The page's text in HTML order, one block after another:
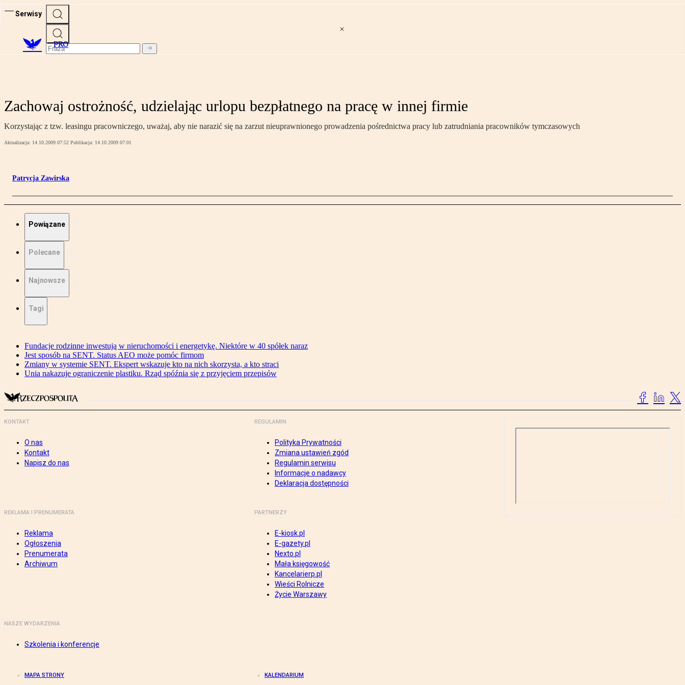
Serwisy
PRO
Zachowaj ostrożność, udzielając urlopu bezpłatnego na pracę w innej firmie
Korzystając z tzw. leasingu pracowniczego, uważaj, aby nie narazić się na zarzut nieuprawnionego prowadzenia pośrednictwa pracy lub zatrudniania pracowników tymczasowych
Aktualizacja: 14.10.2009 07:52 Publikacja: 14.10.2009 07:01
Patrycja Zawirska
Powiązane
Polecane
Najnowsze
Tagi
Fundacje rodzinne inwestują w nieruchomości i energetykę. Niektóre w 40 spółek naraz
Jest sposób na SENT. Status AEO może pomóc firmom
Zmiany w systemie SENT. Ekspert wskazuje kto na nich skorzysta, a kto straci
Unia nakazuje ograniczenie plastiku. Rząd spóźnia się z przyjęciem przepisów
KONTAKT
O nas
Kontakt
Napisz do nas
REGULAMIN
Polityka Prywatności
Zmiana ustawień zgód
Regulamin serwisu
Informacje o nadawcy
Deklaracja dostępności
REKLAMA I PRENUMERATA
Reklama
Ogłoszenia
Prenumerata
Archiwum
PARTNERZY
E-kiosk.pl
E-gazety.pl
Nexto.pl
Mała księgowość
Kancelarierp.pl
Wieści Rolnicze
Życie Warszawy
NASZE WYDARZENIA
Szkolenia i konferencje
MAPA STRONY KALENDARIUM